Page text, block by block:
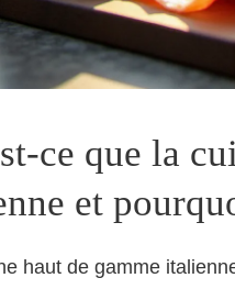
ce que la
et
haut de gamme